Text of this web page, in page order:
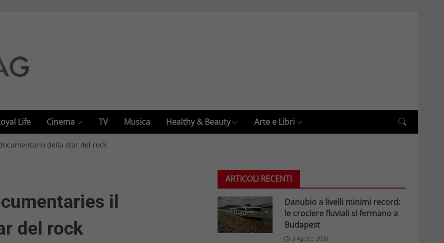
Life Cinema TV Musica Healthy & Beauty Arte e Libri
della star del rock
il
del rock
ARTICOLI RECENTI
Danubio a livelli minimi record:
le crociere fluviali si fermano a
Budapest
5 Agosto 2026